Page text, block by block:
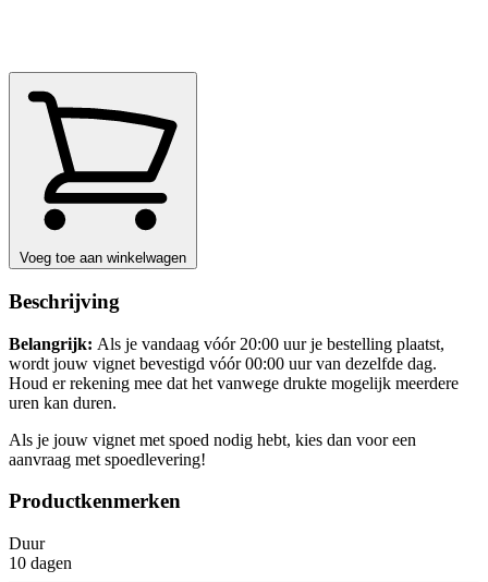
Voeg toe aan winkelwagen
Beschrijving
Belangrijk: Als je vandaag vóór 20:00 uur je bestelling plaatst,
wordt jouw vignet bevestigd vóór 00:00 uur van dezelfde dag.
Houd er rekening mee dat het vanwege drukte mogelijk meerdere
uren kan duren.
Als je jouw vignet met spoed nodig hebt, kies dan voor een
aanvraag met spoedlevering!
Productkenmerken
Duur
10 dagen